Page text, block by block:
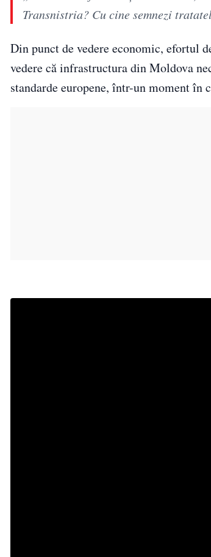
Transnistria? Cu cine semnezi
Din punct de vedere economic, efortul
vedere că infrastructura din Moldova
standarde europene, într-un moment